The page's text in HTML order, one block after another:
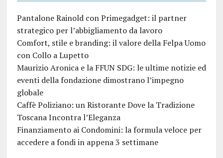
Pantalone Rainold con Primegadget: il partner
strategico per l’abbigliamento da lavoro
Comfort, stile e branding: il valore della Felpa Uomo
con Collo a Lupetto
Maurizio Aronica e la FFUN SDG: le ultime notizie ed
eventi della fondazione dimostrano l’impegno
globale
Caffè Poliziano: un Ristorante Dove la Tradizione
Toscana Incontra l’Eleganza
Finanziamento ai Condomini: la formula veloce per
accedere a fondi in appena 3 settimane